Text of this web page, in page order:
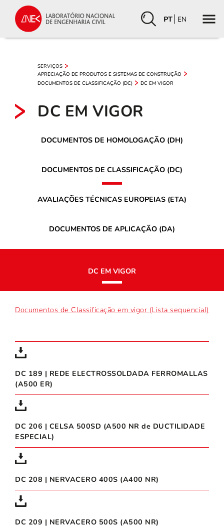
PT EN
SERVIÇOS
APRECIAÇÃO DE PRODUTOS E SISTEMAS DE CONSTRUÇÃO
DOCUMENTOS DE CLASSIFICAÇÃO (DC)
DC EM VIGOR
DC EM VIGOR
DOCUMENTOS DE HOMOLOGAÇÃO (DH)
DOCUMENTOS DE CLASSIFICAÇÃO (DC)
AVALIAÇÕES TÉCNICAS EUROPEIAS (ETA)
DOCUMENTOS DE APLICAÇÃO (DA)
DC EM VIGOR
Documentos de Classificação em vigor (Lista sequencial)
DC 189 | REDE ELECTROSSOLDADA FERROMALLAS
(A500 ER)
DC 206 | CELSA 500SD (A500 NR de DUCTILIDADE
ESPECIAL)
DC 208 | NERVACERO 400S (A400 NR)
DC 209 | NERVACERO 500S (A500 NR)